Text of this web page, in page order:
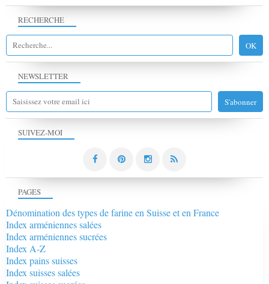
NEWSLETTER
SUIVEZ-MOI
RECHERCHE
PAGES
Dénomination des types de farine en Suisse et en France
Index arméniennes salées
Index arméniennes sucrées
Index A-Z
Index pains suisses
Index suisses salées